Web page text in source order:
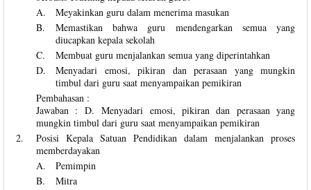
A.
Meyakinkan guru dalam menerima masukan
B.
Memastikan bahwa guru mendengarkan semua yang
diucapkan kepala sekolah
C.
Membuat guru menjalankan semua yang diperintahkan
D.
Menyadari emosi, pikiran dan perasaan yang mungkin
timbul dari guru saat menyampaikan pemikiran
Pembahasan :
Jawaban : D. Menyadari emosi, pikiran dan perasaan yang
mungkin timbul dari guru saat menyampaikan pemikiran
2.
Posisi Kepala Satuan Pendidikan dalam menjalankan proses
memberdayakan
A.
Pemimpin
B.
Mitra